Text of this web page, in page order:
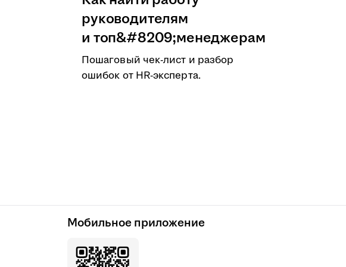
руководителям
и топ&#8209;менеджерам
Пошаговый чек-лист и разбор
ошибок от HR-эксперта.
Мобильное приложение